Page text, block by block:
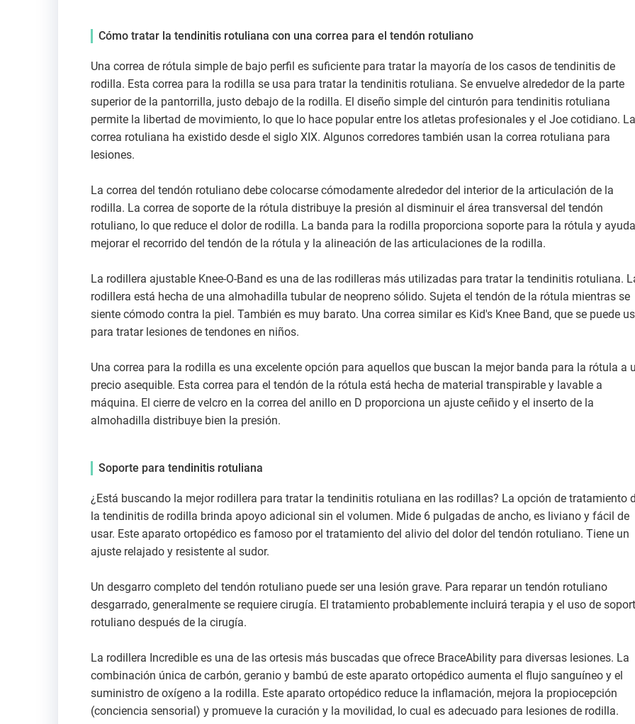
Cómo tratar la tendinitis rotuliana con una correa para el tendón rotuliano
Una correa de rótula simple de bajo perfil es suficiente para tratar la mayoría de los casos de tendinitis de
rodilla. Esta correa para la rodilla se usa para tratar la tendinitis rotuliana. Se envuelve alrededor de la parte
superior de la pantorrilla, justo debajo de la rodilla. El diseño simple del cinturón para tendinitis rotuliana
permite la libertad de movimiento, lo que lo hace popular entre los atletas profesionales y el Joe cotidiano. La
correa rotuliana ha existido desde el siglo XIX. Algunos corredores también usan la correa rotuliana para
lesiones.
La correa del tendón rotuliano debe colocarse cómodamente alrededor del interior de la articulación de la
rodilla. La correa de soporte de la rótula distribuye la presión al disminuir el área transversal del tendón
rotuliano, lo que reduce el dolor de rodilla. La banda para la rodilla proporciona soporte para la rótula y
mejorar el recorrido del tendón de la rótula y la alineación de las articulaciones de la rodilla.
La rodillera ajustable Knee-O-Band es una de las rodilleras más utilizadas para tratar la tendinitis rotuliana.
rodillera está hecha de una almohadilla tubular de neopreno sólido. Sujeta el tendón de la rótula mientras se
siente cómodo contra la piel. También es muy barato. Una correa similar es Kid's Knee Band, que se puede
para tratar lesiones de tendones en niños.
Una correa para la rodilla es una excelente opción para aquellos que buscan la mejor banda para la rótula a
precio asequible. Esta correa para el tendón de la rótula está hecha de material transpirable y lavable a
máquina. El cierre de velcro en la correa del anillo en D proporciona un ajuste ceñido y el inserto de la
almohadilla distribuye bien la presión.
Soporte para tendinitis rotuliana
¿Está buscando la mejor rodillera para tratar la tendinitis rotuliana en las rodillas? La opción de tratamiento
la tendinitis de rodilla brinda apoyo adicional sin el volumen. Mide 6 pulgadas de ancho, es liviano y fácil de
usar. Este aparato ortopédico es famoso por el tratamiento del alivio del dolor del tendón rotuliano. Tiene un
ajuste relajado y resistente al sudor.
Un desgarro completo del tendón rotuliano puede ser una lesión grave. Para reparar un tendón rotuliano
desgarrado, generalmente se requiere cirugía. El tratamiento probablemente incluirá terapia y el uso de
rotuliano después de la cirugía.
La rodillera Incredible es una de las ortesis más buscadas que ofrece BraceAbility para diversas lesiones. La
combinación única de carbón, geranio y bambú de este aparato ortopédico aumenta el flujo sanguíneo y el
suministro de oxígeno a la rodilla. Este aparato ortopédico reduce la inflamación, mejora la propiocepción
(conciencia sensorial) y promueve la curación y la movilidad, lo cual es adecuado para lesiones de rodilla.